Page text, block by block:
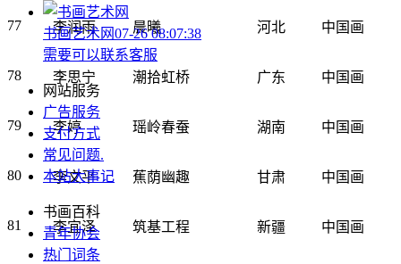
77 李润雨 晨曦 河北 中国画
78 李思宁 潮拾虹桥 广东 中国画
79 李婷 瑶岭春蚕 湖南 中国画
80 李文平 蕉荫幽趣 甘肃 中国画
81 李宜泽 筑基工程 新疆 中国画
书画艺术网07-26 08:07:38
需要可以联系客服
网站服务
广告服务
支付方式
常见问题.
本站大事记
书画百科
青年协会
热门词条